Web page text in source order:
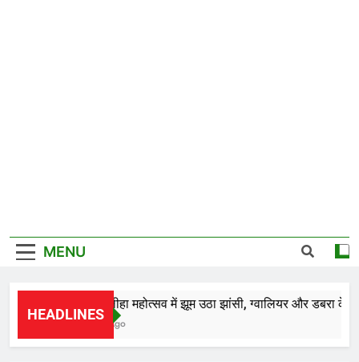
MENU
HEADLINES
*28वें चालीहा महोत्सव में झूम उठा झांसी, ग्वालियर और डबरा के
11 Hours Ago